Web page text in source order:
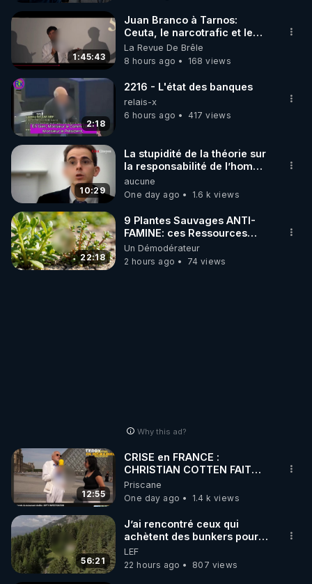
1:45:43
Juan Branco à Tarnos:
Ceuta, le narcotrafic et le
pouvoir en France
La Revue De Brêle
8 hours ago
168 views
2:18
2216 - L'état des banques
relais-x
6 hours ago
417 views
10:29
La stupidité de la théorie sur
la responsabilité de l’homme
concernant le dioxyde de
carbone.
aucune
One day ago
1.6 k views
22:18
9 Plantes Sauvages ANTI-
FAMINE: ces Ressources
JARDIN&des Haies
Un Démodérateur
2 hours ago
74 views
Why this ad?
12:55
CRISE en FRANCE :
CHRISTIAN COTTEN FAIT
une étrange découverte
Priscane
One day ago
1.4 k views
56:21
J’ai rencontré ceux qui
achètent des bunkers pour
survivre à la fin du monde
LEF
22 hours ago
807 views